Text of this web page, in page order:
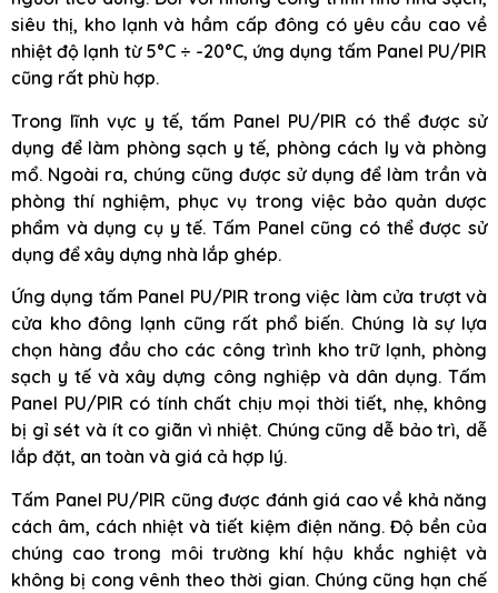
siêu thị, kho lạnh và hầm cấp đông có yêu cầu cao về
nhiệt độ lạnh từ 5°C ÷ -20°C, ứng dụng tấm Panel PU/PIR
cũng rất phù hợp.
Trong lĩnh vực y tế, tấm Panel PU/PIR có thể được sử
dụng để làm phòng sạch y tế, phòng cách ly và phòng
mổ. Ngoài ra, chúng cũng được sử dụng để làm trần và
phòng thí nghiệm, phục vụ trong việc bảo quản dược
phẩm và dụng cụ y tế. Tấm Panel cũng có thể được sử
dụng để xây dựng nhà lắp ghép.
Ứng dụng tấm Panel PU/PIR trong việc làm cửa trượt và
cửa kho đông lạnh cũng rất phổ biến. Chúng là sự lựa
chọn hàng đầu cho các công trình kho trữ lạnh, phòng
sạch y tế và xây dựng công nghiệp và dân dụng. Tấm
Panel PU/PIR có tính chất chịu mọi thời tiết, nhẹ, không
bị gỉ sét và ít co giãn vì nhiệt. Chúng cũng dễ bảo trì, dễ
lắp đặt, an toàn và giá cả hợp lý.
Tấm Panel PU/PIR cũng được đánh giá cao về khả năng
cách âm, cách nhiệt và tiết kiệm điện năng. Độ bền của
chúng cao trong môi trường khí hậu khắc nghiệt và
không bị cong vênh theo thời gian. Chúng cũng hạn chế